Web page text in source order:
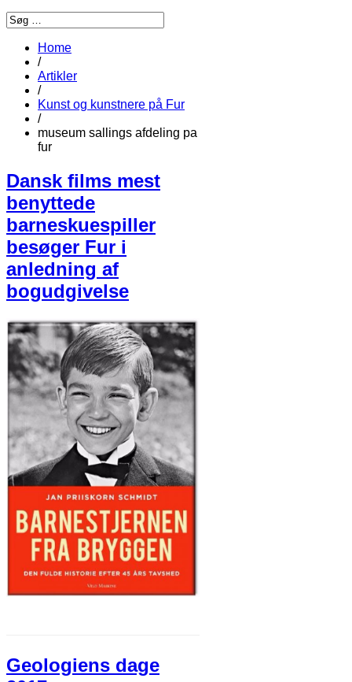
Home
/
Artikler
/
Kunst og kunstnere på Fur
/
museum sallings afdeling pa
fur
Dansk films mest
benyttede
barneskuespiller
besøger Fur i
anledning af
bogudgivelse
Geologiens dage